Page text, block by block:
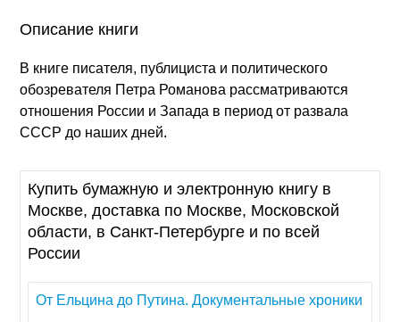
Описание книги
В книге писателя, публициста и политического
обозревателя Петра Романова рассматриваются
отношения России и Запада в период от развала
СССР до наших дней.
Купить бумажную и электронную книгу в
Москве, доставка по Москве, Московской
области, в Санкт-Петербурге и по всей
России
От Ельцина до Путина. Документальные хроники